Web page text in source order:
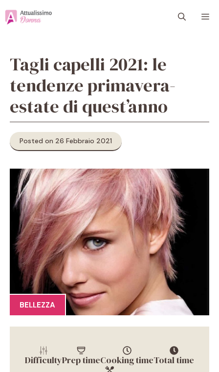
Tagli capelli 2021: le
tendenze primavera-
estate di quest’anno
Posted on 26 Febbraio 2021
BELLEZZA
DifficultyPrep timeCooking timeTotal time